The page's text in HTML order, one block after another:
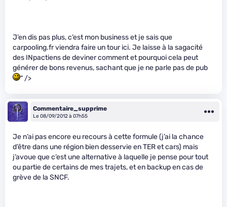
J’en dis pas plus, c’est mon business et je sais que
carpooling.fr viendra faire un tour ici. Je laisse à la sagacité
des INpactiens de deviner comment et pourquoi cela peut
générer de bons revenus, sachant que je ne parle pas de pub
" />
Commentaire_supprime
Le 08/09/2012 à 07h55
Je n’ai pas encore eu recours à cette formule (j’ai la chance
d’être dans une région bien desservie en TER et cars) mais
j’avoue que c’est une alternative à laquelle je pense pour tout
ou partie de certains de mes trajets, et en backup en cas de
grève de la SNCF.